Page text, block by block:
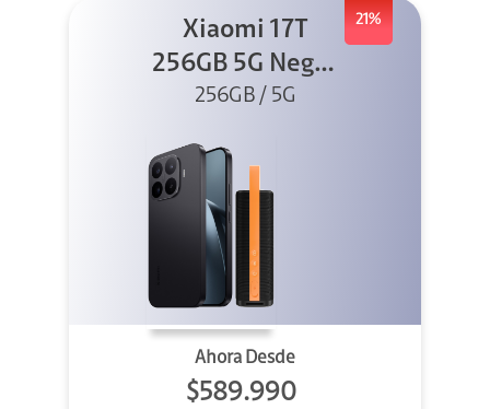
21%
Xiaomi 17T
256GB 5G Negro
+ Sound
256GB / 5G
Ahora Desde
$589.990